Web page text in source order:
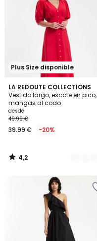
Plus Size disponible
LA REDOUTE COLLECTIONS
Vestido largo, escote en pico,
mangas al codo
desde
49.99 €
39.99 € -20%
4,2
/ 5
2
Colores
4,2
/